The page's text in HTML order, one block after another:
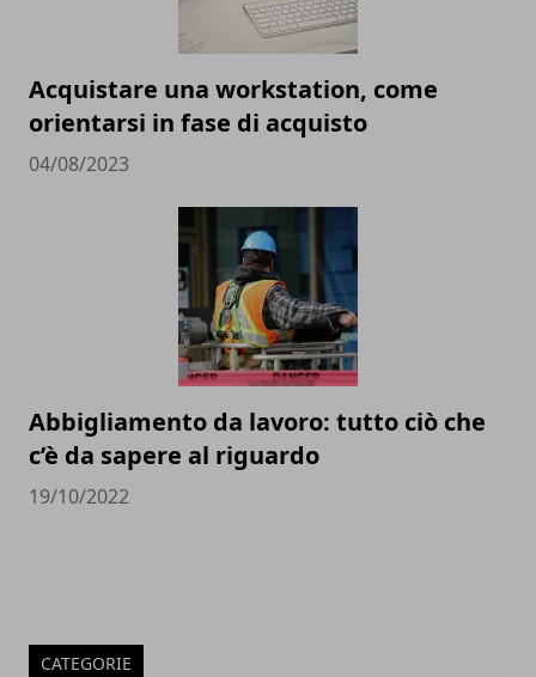
Acquistare una workstation, come
orientarsi in fase di acquisto
04/08/2023
Abbigliamento da lavoro: tutto ciò che
c’è da sapere al riguardo
19/10/2022
CATEGORIE